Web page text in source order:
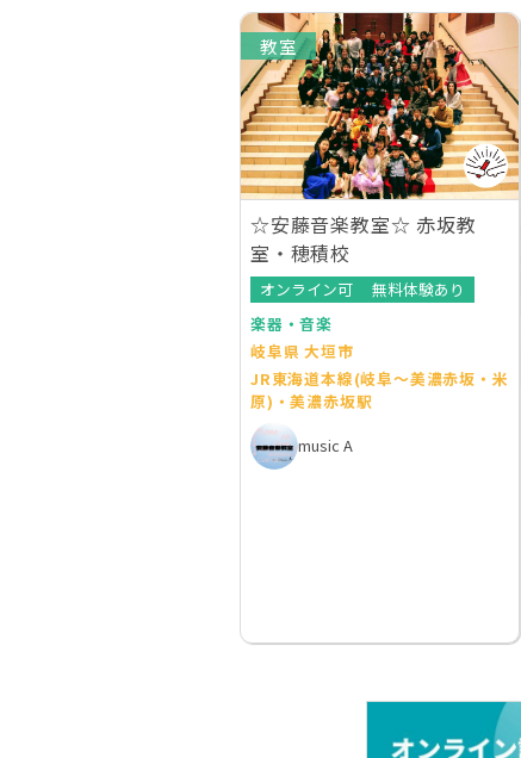
教室
☆安藤音楽教室☆ 赤坂教
室・穂積校
オンライン可
無料体験あり
楽器・音楽
岐阜県 大垣市
JR東海道本線(岐阜～美濃赤坂・米
原)・美濃赤坂駅
music A